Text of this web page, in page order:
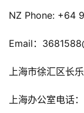
伦
I
询
NZ Phone: +64
Email：
上海市徐汇区长
上海办公室电话